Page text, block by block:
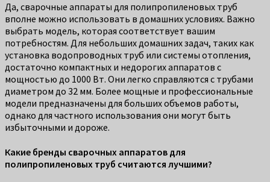
Да, сварочные аппараты для полипропиленовых труб
вполне можно использовать в домашних условиях. Важно
выбрать модель, которая соответствует вашим
потребностям. Для небольших домашних задач, таких как
установка водопроводных труб или системы отопления,
достаточно компактных и недорогих аппаратов с
мощностью до 1000 Вт. Они легко справляются с трубами
диаметром до 32 мм. Более мощные и профессиональные
модели предназначены для больших объемов работы,
однако для частного использования они могут быть
избыточными и дороже.
Какие бренды сварочных аппаратов для
полипропиленовых труб считаются лучшими?